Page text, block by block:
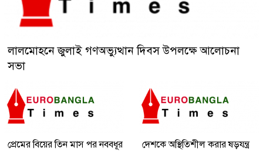
লালমোহনে জুলাই গণঅভ্যুত্থান দিবস উপলক্ষে আলোচনা
সভা
প্রেমের বিয়ের তিন মাস পর নববধূর
দেশকে অস্থিতিশীল করার ষড়যন্ত্র